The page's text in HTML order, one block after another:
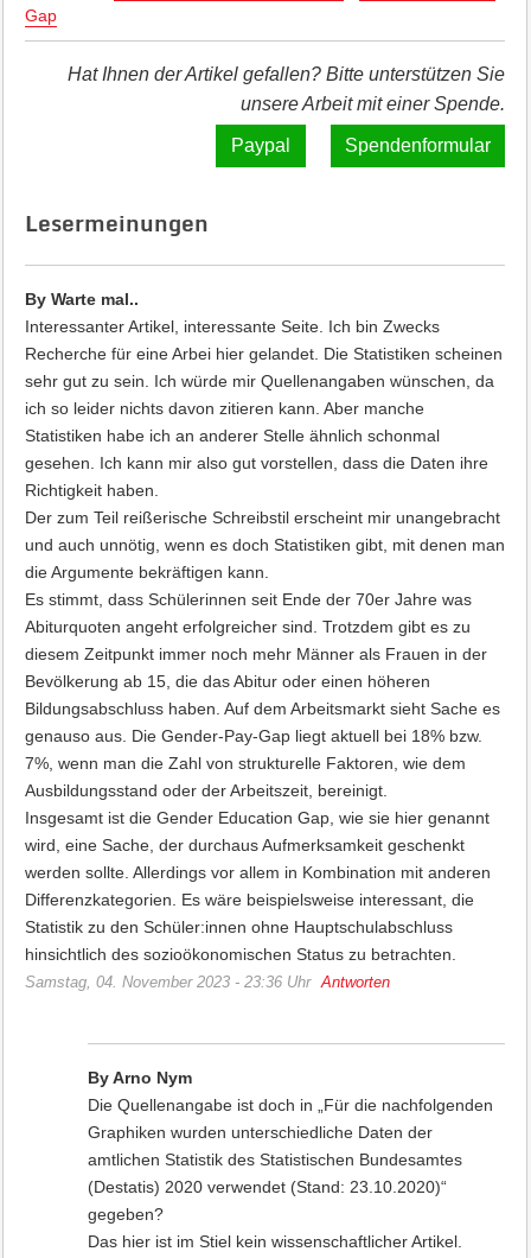
Gap
Hat Ihnen der Artikel gefallen? Bitte unterstützen Sie
unsere Arbeit mit einer Spende.
Spendenformular
Lesermeinungen
By Warte mal..
Interessanter Artikel, interessante Seite. Ich bin Zwecks
Recherche für eine Arbei hier gelandet. Die Statistiken scheinen
sehr gut zu sein. Ich würde mir Quellenangaben wünschen, da
ich so leider nichts davon zitieren kann. Aber manche
Statistiken habe ich an anderer Stelle ähnlich schonmal
gesehen. Ich kann mir also gut vorstellen, dass die Daten ihre
Richtigkeit haben.
Der zum Teil reißerische Schreibstil erscheint mir unangebracht
und auch unnötig, wenn es doch Statistiken gibt, mit denen man
die Argumente bekräftigen kann.
Es stimmt, dass Schülerinnen seit Ende der 70er Jahre was
Abiturquoten angeht erfolgreicher sind. Trotzdem gibt es zu
diesem Zeitpunkt immer noch mehr Männer als Frauen in der
Bevölkerung ab 15, die das Abitur oder einen höheren
Bildungsabschluss haben. Auf dem Arbeitsmarkt sieht Sache es
genauso aus. Die Gender-Pay-Gap liegt aktuell bei 18% bzw.
7%, wenn man die Zahl von strukturelle Faktoren, wie dem
Ausbildungsstand oder der Arbeitszeit, bereinigt.
Insgesamt ist die Gender Education Gap, wie sie hier genannt
wird, eine Sache, der durchaus Aufmerksamkeit geschenkt
werden sollte. Allerdings vor allem in Kombination mit anderen
Differenzkategorien. Es wäre beispielsweise interessant, die
Statistik zu den Schüler:innen ohne Hauptschulabschluss
hinsichtlich des sozioökonomischen Status zu betrachten.
Samstag, 04. November 2023 - 23:36 Uhr Antworten
By Arno Nym
Die Quellenangabe ist doch in „Für die nachfolgenden
Graphiken wurden unterschiedliche Daten der
amtlichen Statistik des Statistischen Bundesamtes
(Destatis) 2020 verwendet (Stand: 23.10.2020)“
gegeben?
Das hier ist im Stiel kein wissenschaftlicher Artikel.